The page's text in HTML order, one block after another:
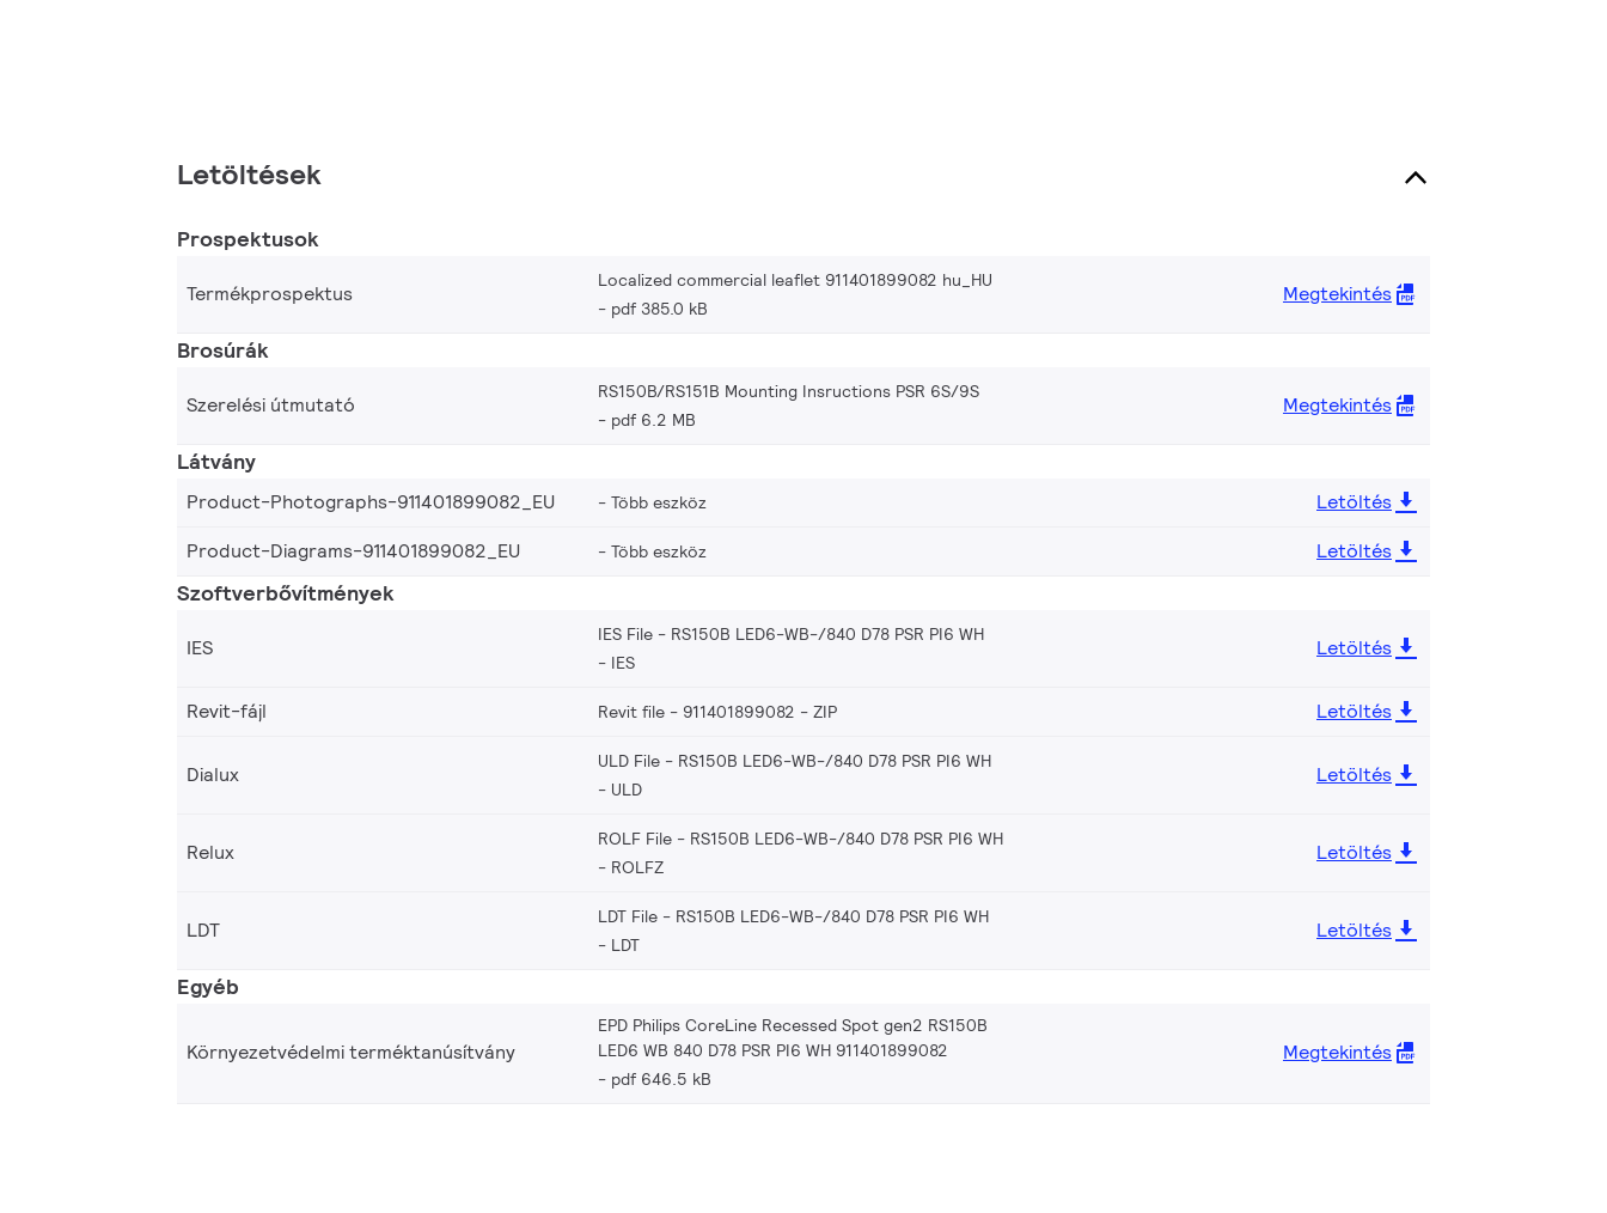
Letöltések
Prospektusok
Termékprospektus
Localized commercial leaflet 911401899082 hu_HU
pdf 385.0 kB
Megtekintés
Brosúrák
Szerelési útmutató
RS150B/RS151B Mounting Insructions PSR 6S/9S
pdf 6.2 MB
Megtekintés
Látvány
Product-Photographs-911401899082_EU Több eszköz
Letöltés
Product-Diagrams-911401899082_EU
Több eszköz Letöltés
Szoftverbővítmények
IES
IES File - RS150B LED6-WB-/840 D78 PSR PI6 WH
IES
Letöltés
Revit-fájl Revit file - 911401899082 ZIP Letöltés
Dialux
ULD File - RS150B LED6-WB-/840 D78 PSR PI6 WH
ULD
Letöltés
Relux
ROLF File - RS150B LED6-WB-/840 D78 PSR PI6 WH
ROLFZ
Letöltés
LDT
LDT File - RS150B LED6-WB-/840 D78 PSR PI6 WH
LDT
Letöltés
Egyéb
Környezetvédelmi terméktanúsítvány
EPD Philips CoreLine Recessed Spot gen2 RS150B
LED6 WB 840 D78 PSR PI6 WH 911401899082
pdf 646.5 kB
Megtekintés